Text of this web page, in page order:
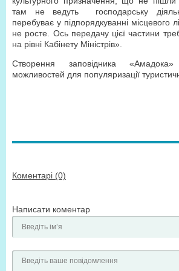
там не ведуть господарську
перебуває у підпорядкуванні місцевого
не росте. Ось передачу цієї частини
на рівні Кабінету Міністрів».
Створення заповідника
можливостей для популяризації
Коментарі (0)
Написати коментар